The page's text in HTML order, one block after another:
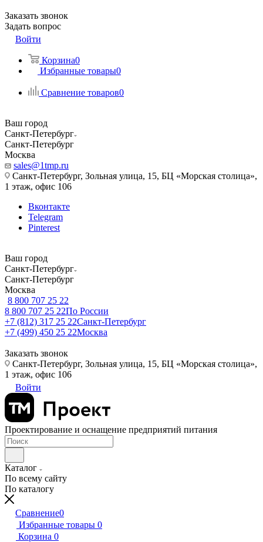
Заказать звонок
Задать вопрос
Войти
Корзина0
Избранные товары0
Сравнение товаров0
Ваш город
Санкт-Петербург
Санкт-Петербург
Москва
sales@1tmp.ru
Санкт-Петербург, Зольная улица, 15, БЦ «Морская столица»,
1 этаж, офис 106
Вконтакте
Telegram
Pinterest
Ваш город
Санкт-Петербург
Санкт-Петербург
Москва
8 800 707 25 22
8 800 707 25 22По России
+7 (812) 317 25 22Санкт-Петербург
+7 (499) 450 25 22Москва
Заказать звонок
Санкт-Петербург, Зольная улица, 15, БЦ «Морская столица»,
1 этаж, офис 106
Войти
Проектирование и оснащение предприятий питания
Каталог
По всему сайту
По каталогу
Сравнение0
Избранные товары 0
Корзина 0